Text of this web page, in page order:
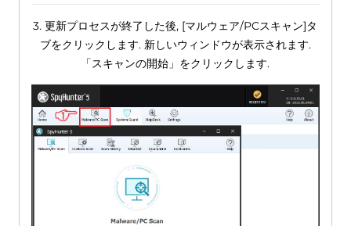
3. 更新プロセスが終了した後, [マルウェア/PCスキャン]タ
ブをクリックします. 新しいウィンドウが表示されます.
「スキャンの開始」をクリックします.